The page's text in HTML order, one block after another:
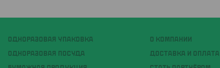
ОДНОРАЗОВАЯ УПАКОВКА
ОДНОРАЗОВАЯ ПОСУДА
О КОМПАНИИ
ДОСТАВКА И ОПЛАТА